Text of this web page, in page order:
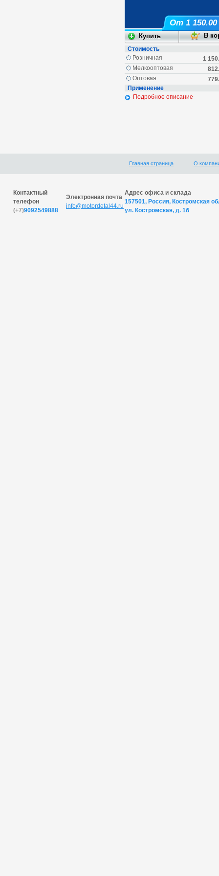
От 1 150.00
Стоимость
1
Розничная
Мелкооптовая
Оптовая
Применение
Подробное описание
Главная страница О
Контактный
телефон
(+7)9092549888
Электронная почта
info@motordetal44.ru
Адрес офиса и склада
157501, Россия, Костромская
ул. Костромская, д. 1б